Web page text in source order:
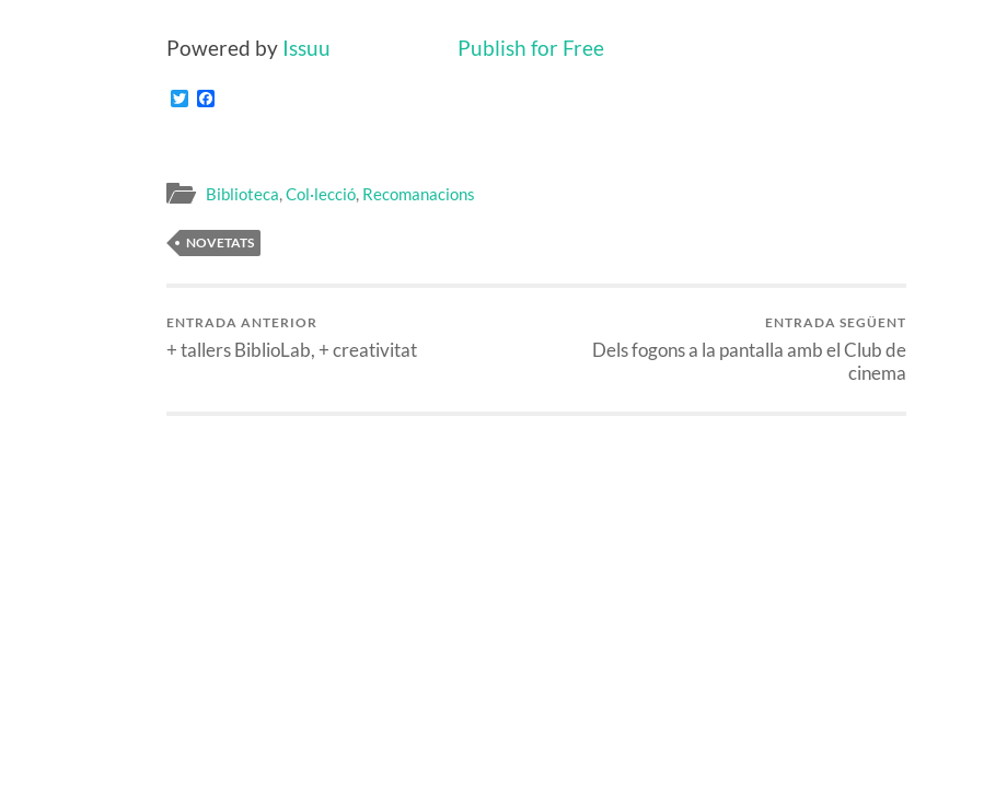
Powered by Issuu Publish for Free
Twitter
Biblioteca,Col·lecció, Recomanacions
NOVETATS
ENTRADA ANTERIOR
+ tallers BiblioLab, + creativitat
ENTRADA SEGÜENT
Dels fogons a la pantalla amb el Club de
cinema